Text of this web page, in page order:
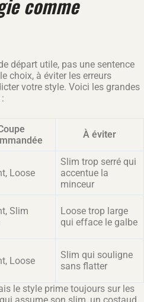
départ utile, pas une sentence
choix, à éviter les erreurs
votre style. Voici les grandes
À éviter
Loose
Slim trop serré qui
accentue la
minceur
Slim
Loose trop large
qui efface le galbe
Loose
Slim qui souligne
sans flatter
le style prime toujours sur les